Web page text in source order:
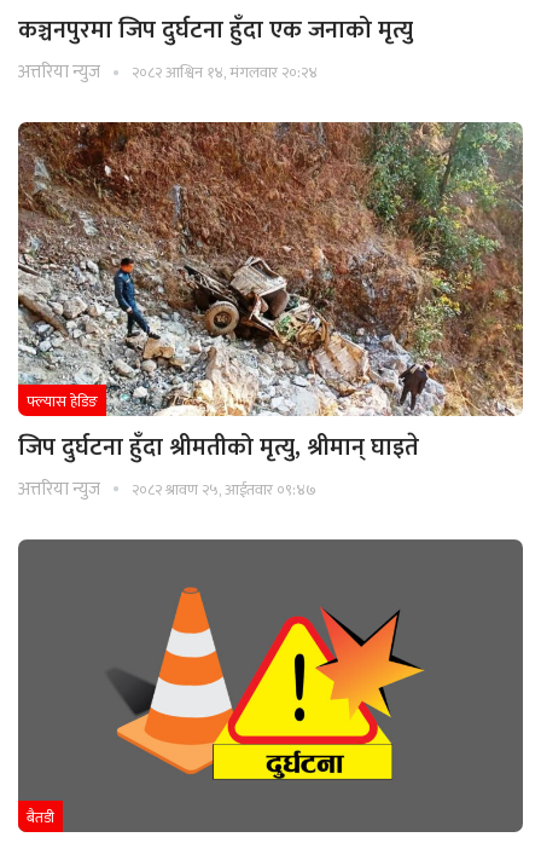
कञ्चनपुरमा जिप दुर्घटना हुँदा एक जनाको मृत्यु
अत्तरिया न्युज २०८२ आश्विन १४, मंगलवार २०:२४
फ्ल्यास हेडिङ
जिप दुर्घटना हुँदा श्रीमतीको मृत्यु, श्रीमान् घाइते
अत्तरिया न्युज २०८२ श्रावण २५, आईतवार ०९:४७
बैतडी